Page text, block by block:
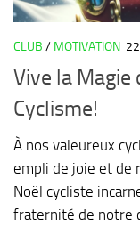
CLUB / MOTIVATION
Vive la Magie
Cyclisme!
À nos valeureux
empli de joie et de
Noël cycliste
fraternité de notre